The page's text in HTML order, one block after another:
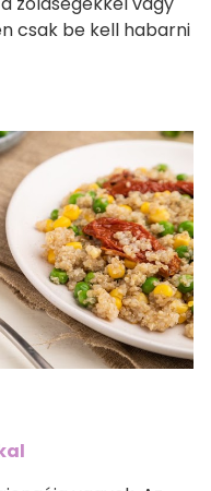
csak be kell habarni